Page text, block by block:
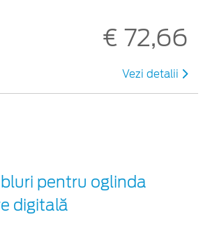
€ 72,66
Vezi detalii
pentru oglinda
digitală